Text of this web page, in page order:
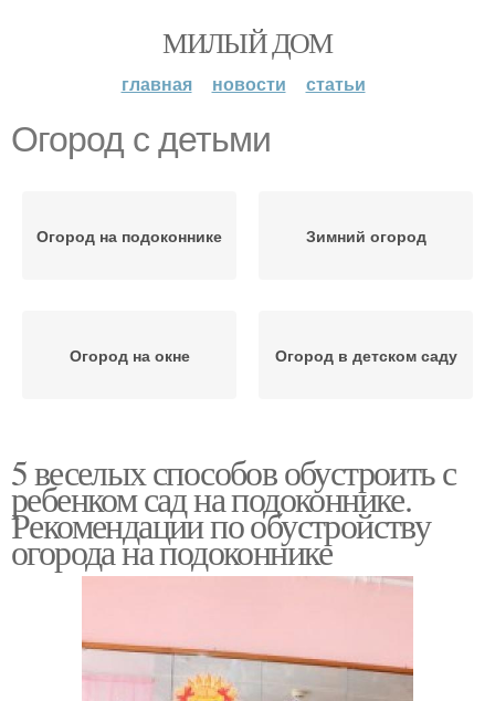
МИЛЫЙ ДОМ
главная новости статьи
Огород с детьми
Огород на подоконнике Зимний огород
Огород на окне Огород в детском саду
5 веселых способов обустроить с
ребенком сад на подоконнике.
Рекомендации по обустройству
огорода на подоконнике